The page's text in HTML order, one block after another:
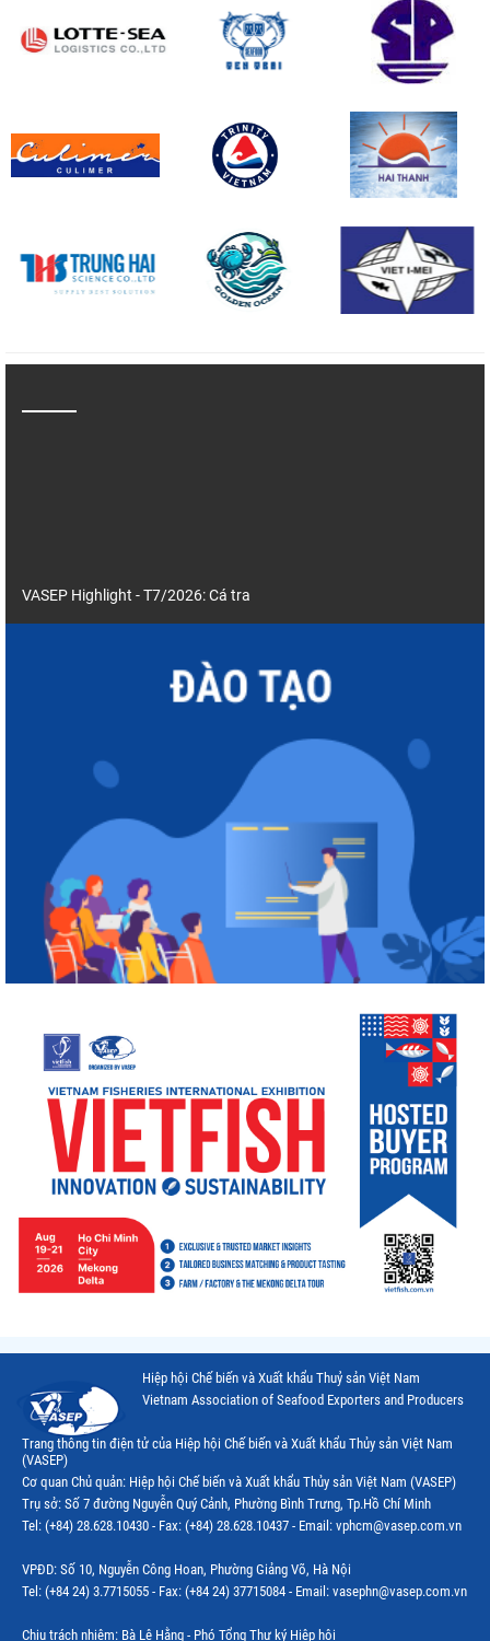
VASEP Highlight - T7/2026: Cá tra
Hiệp hội Chế biến và Xuất khẩu Thuỷ sản Việt Nam
Vietnam Association of Seafood Exporters and Producers
Trang thông tin điện tử của Hiệp hội Chế biến và Xuất khẩu Thủy sản Việt Nam
(VASEP)
Cơ quan Chủ quản: Hiệp hội Chế biến và Xuất khẩu Thủy sản Việt Nam (VASEP)
Trụ sở: Số 7 đường Nguyễn Quý Cảnh, Phường Bình Trưng, Tp.Hồ Chí Minh
Tel: (+84) 28.628.10430 - Fax: (+84) 28.628.10437 - Email: vphcm@vasep.com.vn
VPĐD: Số 10, Nguyễn Công Hoan, Phường Giảng Võ, Hà Nội
Tel: (+84 24) 3.7715055 - Fax: (+84 24) 37715084 - Email: vasephn@vasep.com.vn
Chịu trách nhiệm: Bà Lê Hằng - Phó Tổng Thư ký Hiệp hội